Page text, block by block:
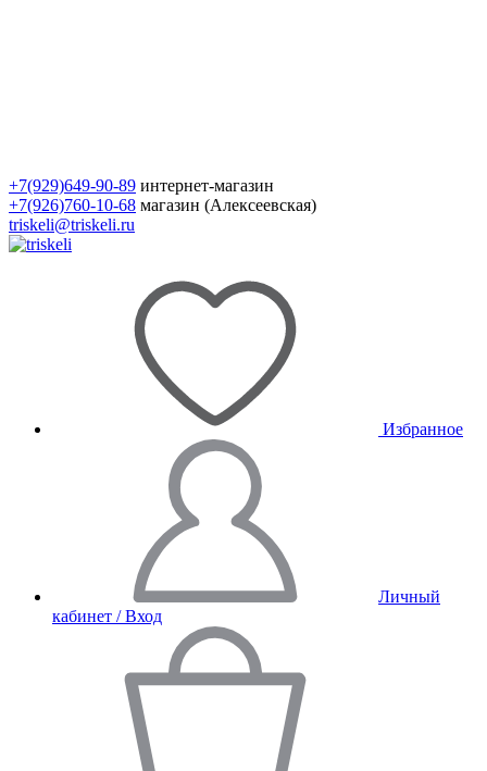
+7(929)649-90-89 интернет-магазин
+7(926)760-10-68 магазин (Алексеевская)
triskeli@triskeli.ru
Избранное
Личный
кабинет / Вход